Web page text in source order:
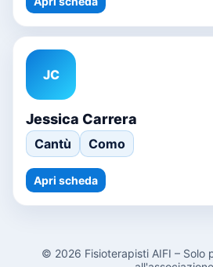
JC
Jessica Carrera
Cantù Como
Apri scheda
© 2026 Fisioterapisti AIFI – Solo